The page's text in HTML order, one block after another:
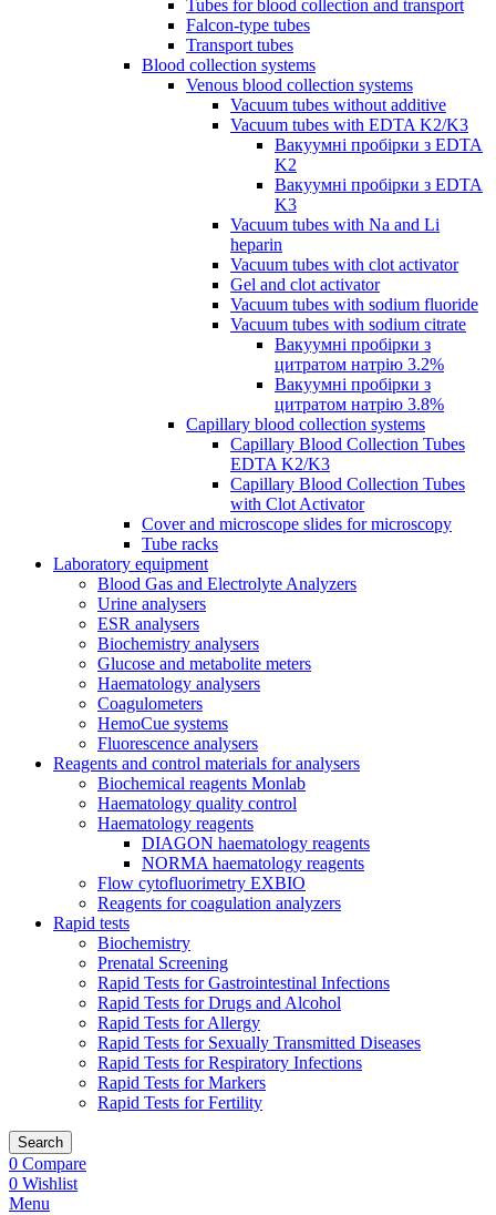
Tubes for blood collection and transport
Falcon-type tubes
Transport tubes
Blood collection systems
Venous blood collection systems
Vacuum tubes without additive
Vacuum tubes with EDTA K2/K3
Вакуумні пробірки з EDTA
K2
Вакуумні пробірки з EDTA
K3
Vacuum tubes with Na and Li
heparin
Vacuum tubes with clot activator
Gel and clot activator
Vacuum tubes with sodium fluoride
Vacuum tubes with sodium citrate
Вакуумні пробірки з
цитратом натрію 3.2%
Вакуумні пробірки з
цитратом натрію 3.8%
Capillary blood collection systems
Capillary Blood Collection Tubes
EDTA K2/K3
Capillary Blood Collection Tubes
with Clot Activator
Cover and microscope slides for microscopy
Tube racks
Laboratory equipment
Blood Gas and Electrolyte Analyzers
Urine analysers
ESR analysers
Biochemistry analysers
Glucose and metabolite meters
Haematology analysers
Coagulometers
HemoCue systems
Fluorescence analysers
Reagents and control materials for analysers
Biochemical reagents Monlab
Haematology quality control
Haematology reagents
DIAGON haematology reagents
NORMA haematology reagents
Flow cytofluorimetry EXBIO
Reagents for coagulation analyzers
Rapid tests
Biochemistry
Prenatal Screening
Rapid Tests for Gastrointestinal Infections
Rapid Tests for Drugs and Alcohol
Rapid Tests for Allergy
Rapid Tests for Sexually Transmitted Diseases
Rapid Tests for Respiratory Infections
Rapid Tests for Markers
Rapid Tests for Fertility
Search
0 Compare
0 Wishlist
Menu